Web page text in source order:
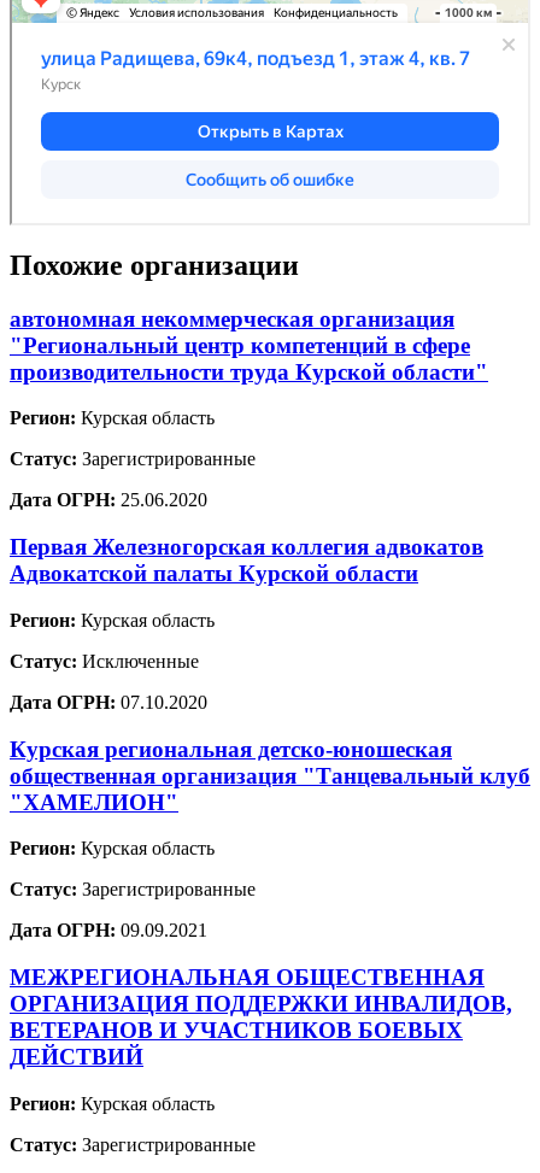
Похожие организации
автономная некоммерческая организация
"Региональный центр компетенций в сфере
производительности труда Курской области"
Регион: Курская область
Статус: Зарегистрированные
Дата ОГРН: 25.06.2020
Первая Железногорская коллегия адвокатов
Адвокатской палаты Курской области
Регион: Курская область
Статус: Исключенные
Дата ОГРН: 07.10.2020
Курская региональная детско-юношеская
общественная организация "Танцевальный клуб
"ХАМЕЛИОН"
Регион: Курская область
Статус: Зарегистрированные
Дата ОГРН: 09.09.2021
МЕЖРЕГИОНАЛЬНАЯ ОБЩЕСТВЕННАЯ
ОРГАНИЗАЦИЯ ПОДДЕРЖКИ ИНВАЛИДОВ,
ВЕТЕРАНОВ И УЧАСТНИКОВ БОЕВЫХ
ДЕЙСТВИЙ
Регион: Курская область
Статус: Зарегистрированные